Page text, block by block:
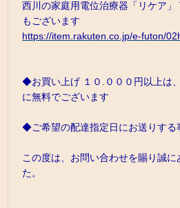
西川の家庭用電位治療器「リケア
もございます
https://item.rakuten.co.jp/e-futon/
◆お買い上げ １０.０００円以上は
に無料でございます
◆ご希望の配達指定日にお送りする
この度は、お問い合わせを賜り誠
た。